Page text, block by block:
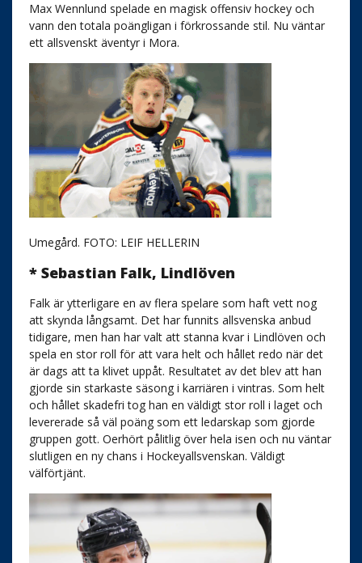
Max Wennlund spelade en magisk offensiv hockey och
vann den totala poängligan i förkrossande stil. Nu väntar
ett allsvenskt äventyr i Mora.
Umegård. FOTO: LEIF HELLERIN
* Sebastian Falk, Lindlöven
Falk är ytterligare en av flera spelare som haft vett nog
att skynda långsamt. Det har funnits allsvenska anbud
tidigare, men han har valt att stanna kvar i Lindlöven och
spela en stor roll för att vara helt och hållet redo när det
är dags att ta klivet uppåt. Resultatet av det blev att han
gjorde sin starkaste säsong i karriären i vintras. Som helt
och hållet skadefri tog han en väldigt stor roll i laget och
levererade så väl poäng som ett ledarskap som gjorde
gruppen gott. Oerhört pålitlig över hela isen och nu väntar
slutligen en ny chans i Hockeyallsvenskan. Väldigt
välförtjänt.